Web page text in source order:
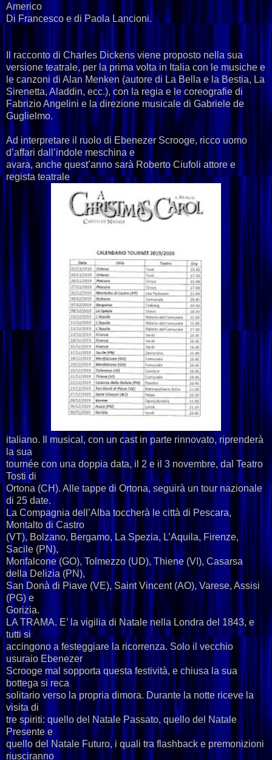
Americo
Di Francesco e di Paola Lancioni.
Il racconto di Charles Dickens viene proposto nella sua
versione teatrale, per la prima volta in Italia con le musiche e
le canzoni di Alan Menken (autore di La Bella e la Bestia, La
Sirenetta, Aladdin, ecc.), con la regia e le coreografie di
Fabrizio Angelini e la direzione musicale di Gabriele de
Guglielmo.
Ad interpretare il ruolo di Ebenezer Scrooge, ricco uomo
d’affari dall’indole meschina e
avara, anche quest’anno sarà Roberto Ciufoli attore e
regista teatrale
italiano. Il musical, con un cast in parte rinnovato, riprenderà
la sua
tournée con una doppia data, il 2 e il 3 novembre, dal Teatro
Tosti di
Ortona (CH). Alle tappe di Ortona, seguirà un tour nazionale
di 25 date.
La Compagnia dell’Alba toccherà le città di Pescara,
Montalto di Castro
(VT), Bolzano, Bergamo, La Spezia, L’Aquila, Firenze,
Sacile (PN),
Monfalcone (GO), Tolmezzo (UD), Thiene (VI), Casarsa
della Delizia (PN),
San Donà di Piave (VE), Saint Vincent (AO), Varese, Assisi
(PG) e
Gorizia.
LA TRAMA. E’ la vigilia di Natale nella Londra del 1843, e
tutti si
accingono a festeggiare la ricorrenza. Solo il vecchio
usuraio Ebenezer
Scrooge mal sopporta questa festività, e chiusa la sua
bottega si reca
solitario verso la propria dimora. Durante la notte riceve la
visita di
tre spiriti: quello del Natale Passato, quello del Natale
Presente e
quello del Natale Futuro, i quali tra flashback e premonizioni
riusciranno